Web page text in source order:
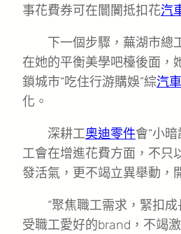
事花費券可在闤闠抵扣花汽
下一個步驟，蕪湖市總
在她的平衡美學吧檯後面，
鎖城市“吃住行游購娛”綜汽
化。
深耕工奧迪零件會“小暗
工會在增進花費方面，不只
發活氣，更不竭立異舉動，
“聚焦職工需求，緊扣成
受職工愛好的brand，不竭